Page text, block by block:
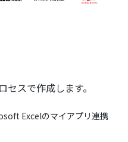
スで作成します。
Excelのマイアプリ連携